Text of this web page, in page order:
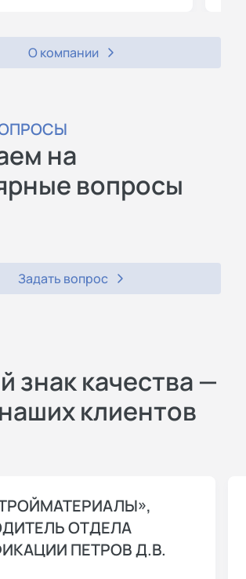
О компании
на
вопросы
Задать вопрос
знак качества —
клиентов
ОТДЕЛА
ПЕТРОВ Д.В.